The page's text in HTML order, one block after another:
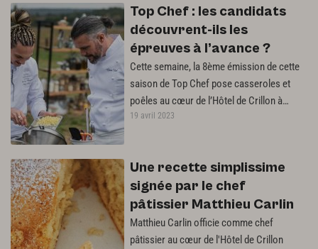
Top Chef : les candidats
découvrent-ils les
épreuves à l’avance ?
Cette semaine, la 8ème émission de cette
saison de Top Chef pose casseroles et
poêles au cœur de l’Hôtel de Crillon à
Paris. Si on a hâte de découvrir…
19 avril 2023
Une recette simplissime
signée par le chef
pâtissier Matthieu Carlin
Matthieu Carlin officie comme chef
pâtissier au cœur de l'Hôtel de Crillon